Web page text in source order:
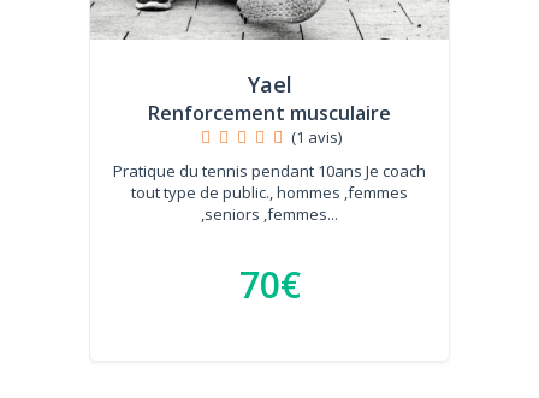
Yael
Renforcement musculaire
(1 avis)
Pratique du tennis pendant 10ans Je coach
tout type de public., hommes ,femmes
,seniors ,femmes...
70€